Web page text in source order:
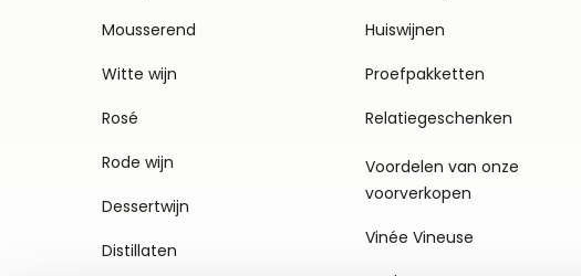
Mousserend
Witte wijn
Rosé
Rode wijn
Dessertwijn
Distillaten
Huiswijnen
Proefpakketten
Relatiegeschenken
Voordelen van onze
voorverkopen
Vinée Vineuse